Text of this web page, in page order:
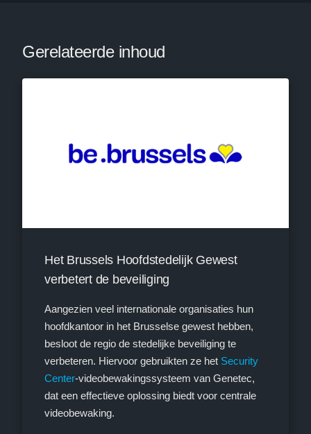
Gerelateerde inhoud
Het Brussels Hoofdstedelijk Gewest
verbetert de beveiliging
Aangezien veel internationale organisaties hun
hoofdkantoor in het Brusselse gewest hebben,
besloot de regio de stedelijke beveiliging te
verbeteren. Hiervoor gebruikten ze het Security
Center-videobewakingssysteem van Genetec,
dat een effectieve oplossing biedt voor centrale
videobewaking.